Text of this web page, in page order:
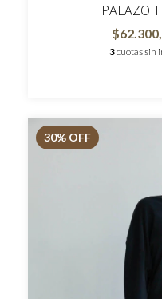
PALAZO
3cuotas sin
30% OFF